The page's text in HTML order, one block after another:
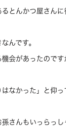
とんかつ屋さん
んです。
会があったので
なかった」と仰
さんもいっらっし